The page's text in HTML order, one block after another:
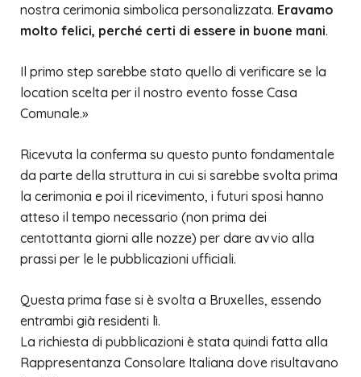
nostra cerimonia simbolica personalizzata. Eravamo
molto felici, perché certi di essere in buone mani.
Il primo step sarebbe stato quello di verificare se la
location scelta per il nostro evento fosse Casa
Comunale.»
Ricevuta la conferma su questo punto fondamentale
da parte della struttura in cui si sarebbe svolta prima
la cerimonia e poi il ricevimento, i futuri sposi hanno
atteso il tempo necessario (non prima dei
centottanta giorni alle nozze) per dare avvio alla
prassi per le le pubblicazioni ufficiali.
Questa prima fase si è svolta a Bruxelles, essendo
entrambi già residenti lì.
La richiesta di pubblicazioni è stata quindi fatta alla
Rappresentanza Consolare Italiana dove risultavano